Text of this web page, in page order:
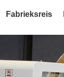
Fabrieksreis